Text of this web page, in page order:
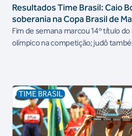
Resultados Time Brasil: Caio
soberania na Copa Brasil de
Fim de semana marcou 14º título
olímpico na competição; judô
TIME BRASIL